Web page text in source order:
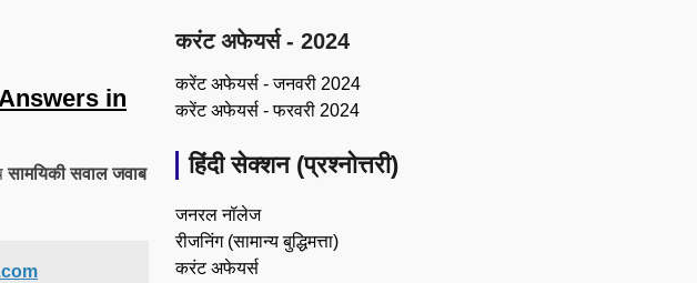
in
सामयिकी सवाल जवाब
करंट अफेयर्स - 2024
करेंट अफेयर्स - जनवरी 2024
करेंट अफेयर्स - फरवरी 2024
हिंदी सेक्शन (प्रश्नोत्तरी)
जनरल नॉलेज
रीजनिंग (सामान्य बुद्धिमत्ता)
करंट अफेयर्स